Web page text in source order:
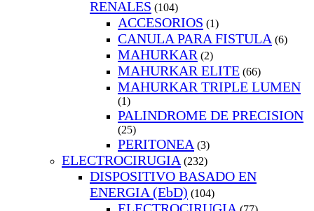
RENALES (104)
ACCESORIOS (1)
CANULA PARA FISTULA (6)
MAHURKAR (2)
MAHURKAR ELITE (66)
MAHURKAR TRIPLE LUMEN
(1)
PALINDROME DE PRECISION
(25)
PERITONEA (3)
ELECTROCIRUGIA (232)
DISPOSITIVO BASADO EN
ENERGIA (EbD) (104)